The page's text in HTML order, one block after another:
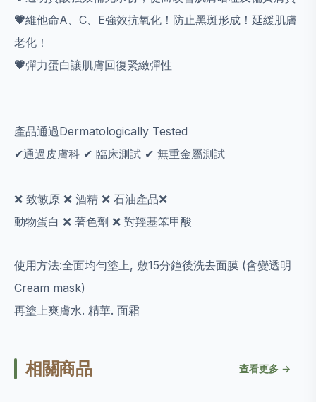
💗維他命A、C、E強效抗氧化！防止黑斑形成！延緩肌膚
老化！
💗彈力蛋白讓肌膚回復緊緻彈性
產品通過Dermatologically Tested
✔通過皮膚科 ✔ 臨床測試 ✔ 無重金屬測試
❌ 致敏原 ❌ 酒精 ❌ 石油產品❌
動物蛋白 ❌ 著色劑 ❌ 對羥基笨甲酸
使用方法:全面均勻塗上, 敷15分鐘後洗去面膜 (會變透明
Cream mask)
再塗上爽膚水. 精華. 面霜
相關商品 查看更多 →